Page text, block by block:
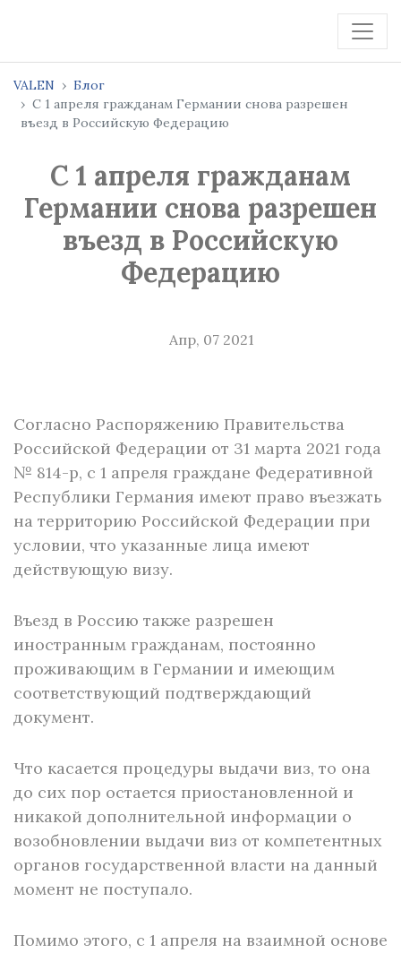
VALEN
Блог
С 1 апреля гражданам Германии снова разрешен
въезд в Российскую Федерацию
С 1 апреля гражданам
Германии снова разрешен
въезд в Российскую
Федерацию
Апр, 07 2021
Согласно Распоряжению Правительства
Российской Федерации от 31 марта 2021 года
№ 814-р, с 1 апреля граждане Федеративной
Республики Германия имеют право въезжать
на территорию Российской Федерации при
условии, что указанные лица имеют
действующую визу.
Въезд в Россию также разрешен
иностранным гражданам, постоянно
проживающим в Германии и имеющим
соответствующий подтверждающий
документ.
Что касается процедуры выдачи виз, то она
до сих пор остается приостановленной и
никакой дополнительной информации о
возобновлении выдачи виз от компетентных
органов государственной власти на данный
момент не поступало.
Помимо этого, с 1 апреля на взаимной основе